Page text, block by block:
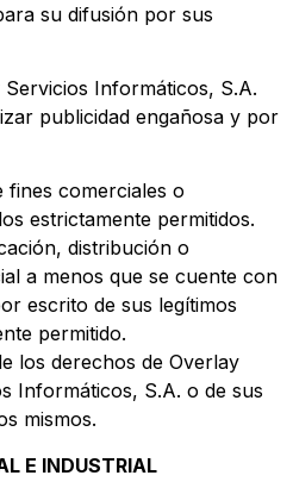
su difusión por sus
Informáticos, S.A.
publicidad engañosa y por
fines comerciales o
estrictamente permitidos.
distribución o
a menos que se cuente con
escrito de sus legítimos
permitido.
los derechos de Overlay
Informáticos, S.A. o de sus
mismos.
E INDUSTRIAL